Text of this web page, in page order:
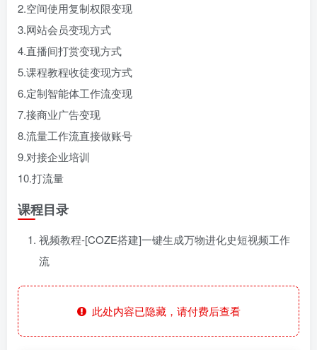
2.空间使用复制权限变现
3.网站会员变现方式
4.直播间打赏变现方式
5.课程教程收徒变现方式
6.定制智能体工作流变现
7.接商业广告变现
8.流量工作流直接做账号
9.对接企业培训
10.打流量
课程目录
视频教程-[COZE搭建]一键生成万物进化史短视频工作
流
此处内容已隐藏，请付费后查看